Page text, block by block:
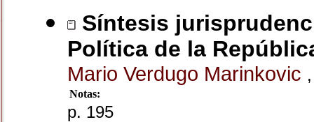
Síntesis
Política de la
Mario Verdugo Marinkovic ,
Notas:
p. 195